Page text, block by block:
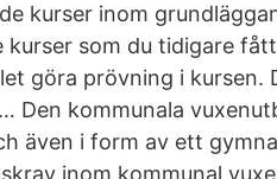
kurser inom
som du tidigare
göra prövning i kursen.
Den kommunala
även i form av ett
inom kommunal